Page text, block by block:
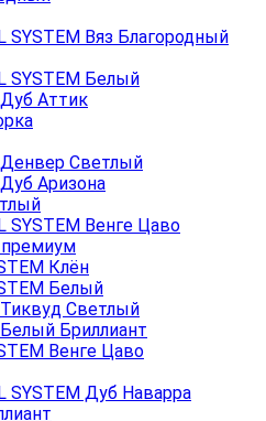
Вяз Благородный
Белый
Аттик
Светлый
Аризона
Венге Цаво
Клён
Белый
Светлый
Бриллиант
Венге Цаво
Дуб Наварра